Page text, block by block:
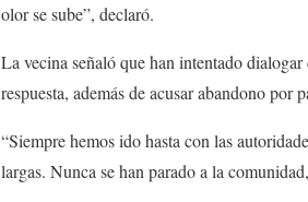
olor se sube”, declaró.
La vecina señaló que han intentado
respuesta, además de acusar abandono por
“Siempre hemos ido hasta con las
largas. Nunca se han parado a la